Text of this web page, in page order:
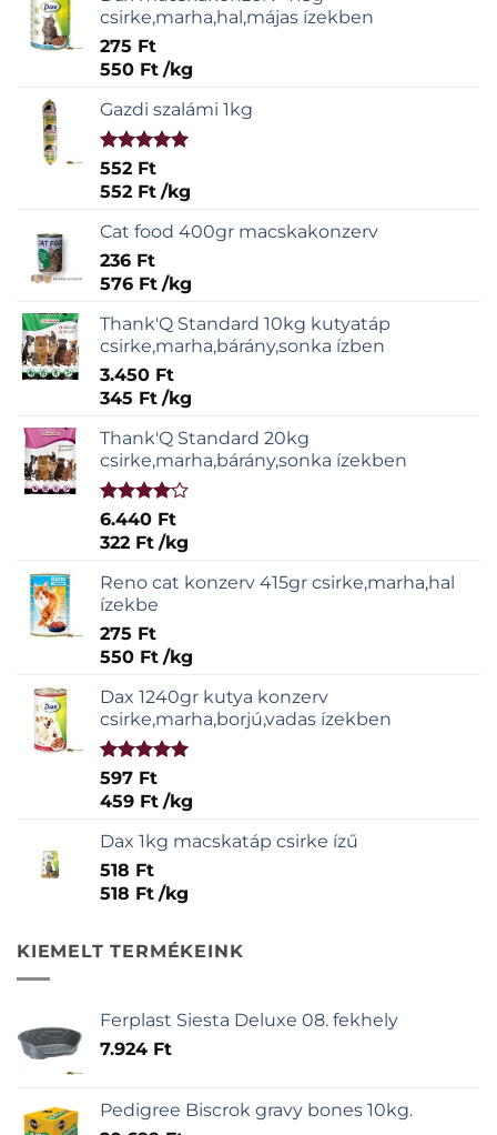
csirke,marha,hal,májas ízekben
275 Ft
550 Ft /kg
Gazdi szalámi 1kg
Értékelés:
5.00/ 5
552 Ft
552 Ft /kg
Cat food 400gr macskakonzerv
236 Ft
576 Ft /kg
Thank'Q Standard 10kg kutyatáp
csirke,marha,bárány,sonka ízben
3.450 Ft
345 Ft /kg
Thank'Q Standard 20kg
csirke,marha,bárány,sonka ízekben
Értékelés:
4.00 / 5
6.440 Ft
322 Ft /kg
Reno cat konzerv 415gr csirke,marha,hal
ízekbe
275 Ft
550 Ft /kg
Dax 1240gr kutya konzerv
csirke,marha,borjú,vadas ízekben
Értékelés:
5.00/ 5
597 Ft
459 Ft /kg
Dax 1kg macskatáp csirke ízű
518 Ft
518 Ft /kg
KIEMELT TERMÉKEINK
Ferplast Siesta Deluxe 08. fekhely
7.924 Ft
Pedigree Biscrok gravy bones 10kg.